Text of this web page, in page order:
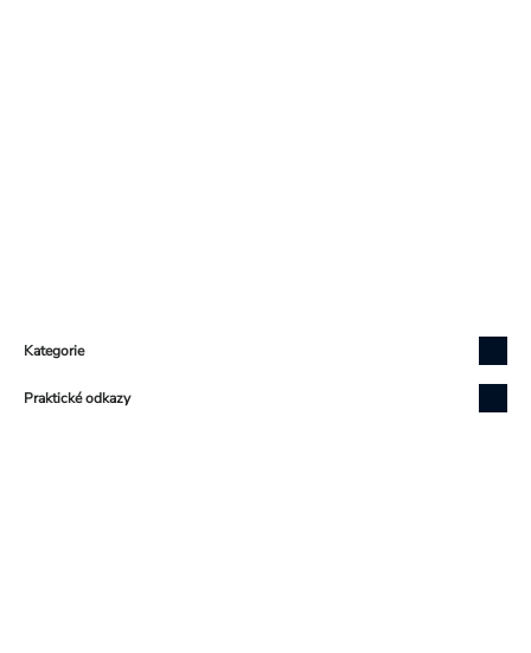
Kategorie
Praktické odkazy